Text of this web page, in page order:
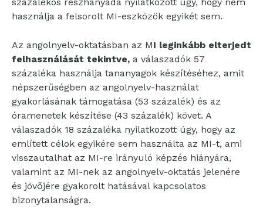
használja a felsorolt MI-eszközök egyikét sem.
Az angolnyelv-oktatásban az MI leginkább elterjedt
felhasználását tekintve, a válaszadók 57
százaléka használja tananyagok készítéséhez, amit
népszerűségben az angolnyelv-használat
gyakorlásának támogatása (53 százalék) és az
óramenetek készítése (43 százalék) követ. A
válaszadók 18 százaléka nyilatkozott úgy, hogy az
említett célok egyikére sem használta az MI-t, ami
visszautalhat az MI-re irányuló képzés hiányára,
valamint az MI-nek az angolnyelv-oktatás jelenére
és jövőjére gyakorolt hatásával kapcsolatos
bizonytalanságra.